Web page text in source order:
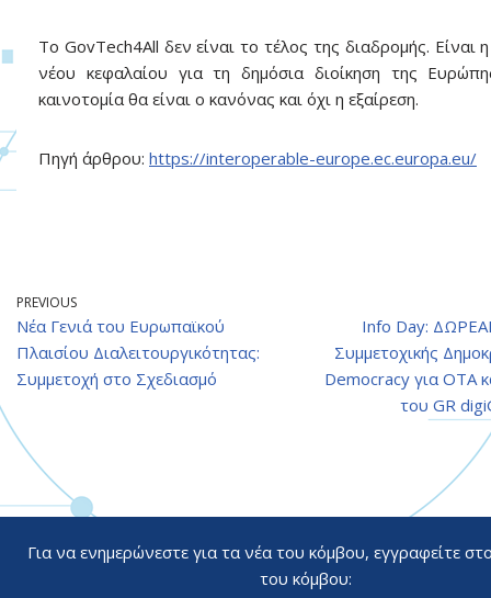
Το GovTech4All δεν είναι το τέλος της διαδρομής. Είναι
νέου κεφαλαίου για τη δημόσια διοίκηση της
καινοτομία θα είναι ο κανόνας και όχι η εξαίρεση.
Πηγή άρθρου: https://interoperable-europe.ec.europa.eu/
PREVIOUS
Νέα Γενιά του Ευρωπαϊκού
Πλαισίου Διαλειτουργικότητας:
Συμμετοχή στο Σχεδιασμό
Info Day:
Συμμετοχικής
Democracy για ΟΤΑ
του GR
Για να ενημερώνεστε για τα νέα του κόμβου, εγγραφείτε
του κόμβου: